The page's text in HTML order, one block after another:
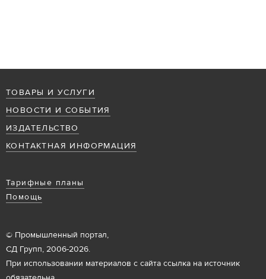
ТОВАРЫ И УСЛУГИ
НОВОСТИ И СОБЫТИЯ
ИЗДАТЕЛЬСТВО
КОНТАКТНАЯ ИНФОРМАЦИЯ
Тарифные планы
Помощь
© Промышленный портал,
СД Групп, 2006-2026.
При использовании материалов с сайта ссылка на источник